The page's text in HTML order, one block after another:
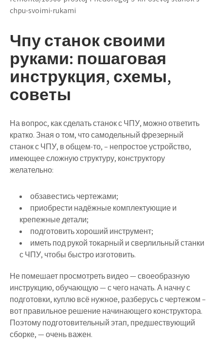
chpu-svoimi-rukami
Чпу станок своими
руками: пошаговая
инструкция, схемы,
советы
На вопрос, как сделать станок с ЧПУ, можно ответить
кратко. Зная о том, что самодельный фрезерный
станок с ЧПУ, в общем-то, – непростое устройство,
имеющее сложную структуру, конструктору
желательно:
обзавестись чертежами;
приобрести надёжные комплектующие и
крепежные детали;
подготовить хороший инструмент;
иметь под рукой токарный и сверлильный станки
с ЧПУ, чтобы быстро изготовить.
Не помешает просмотреть видео — своеобразную
инструкцию, обучающую — с чего начать. А начну с
подготовки, куплю всё нужное, разберусь с чертежом –
вот правильное решение начинающего конструктора.
Поэтому подготовительный этап, предшествующий
сборке, — очень важен.